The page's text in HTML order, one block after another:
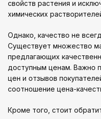
свойств растения и
химических
Однако, качество не
Существует множество
предлагающих
доступным ценам. Важно
цен и отзывов
соотношение цена-
Кроме того, стоит